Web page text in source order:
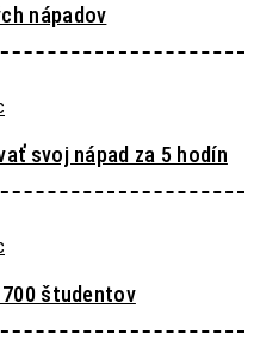
nápadov
svoj nápad za 5 hodín
študentov